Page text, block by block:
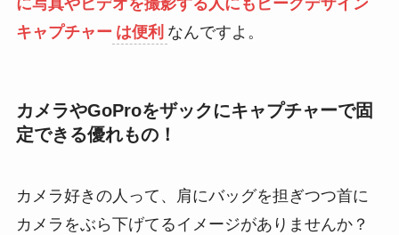
キャプチャー は便利 なんですよ。
カメラやGoProをザックにキャプチャーで固
定できる優れもの！
カメラ好きの人って、肩にバッグを担ぎつつ首に
カメラをぶら下げてるイメージがありませんか？